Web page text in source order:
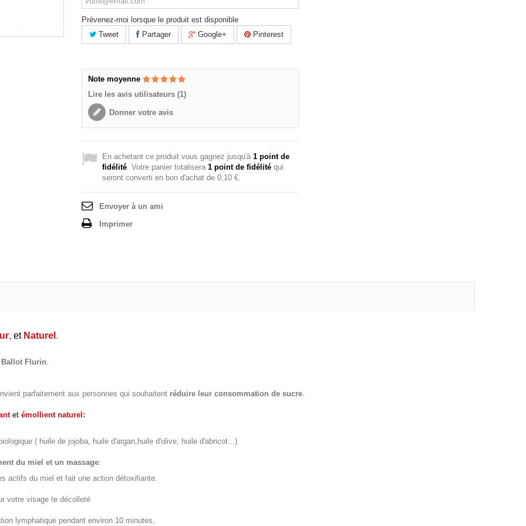
Prévenez-moi lorsque le produit est disponible
Tweet
Partager Google+ Pinterest
Note moyenne
Lire les avis utilisateurs (1)
Donner votre avis
En achetant ce produit vous gagnez jusqu'à 1 point de
fidélité. Votre panier totalisera 1 point de fidélité qui
seront converti en bon d'achat de 0,10 €.
Envoyer à un ami
Imprimer
, et Naturel.
Ballot Flurin.
parfaitement aux personnes qui souhaitent réduire leur consommation de sucre.
et émollient naturel:
( huile de jojoba, huile d'argan,huile d'olive, huile d'abricot...)
du miel et un massage:
actifs du miel et fait une action détoxifiante.
votre visage te décolleté
lymphatique pendant environ 10 minutes,